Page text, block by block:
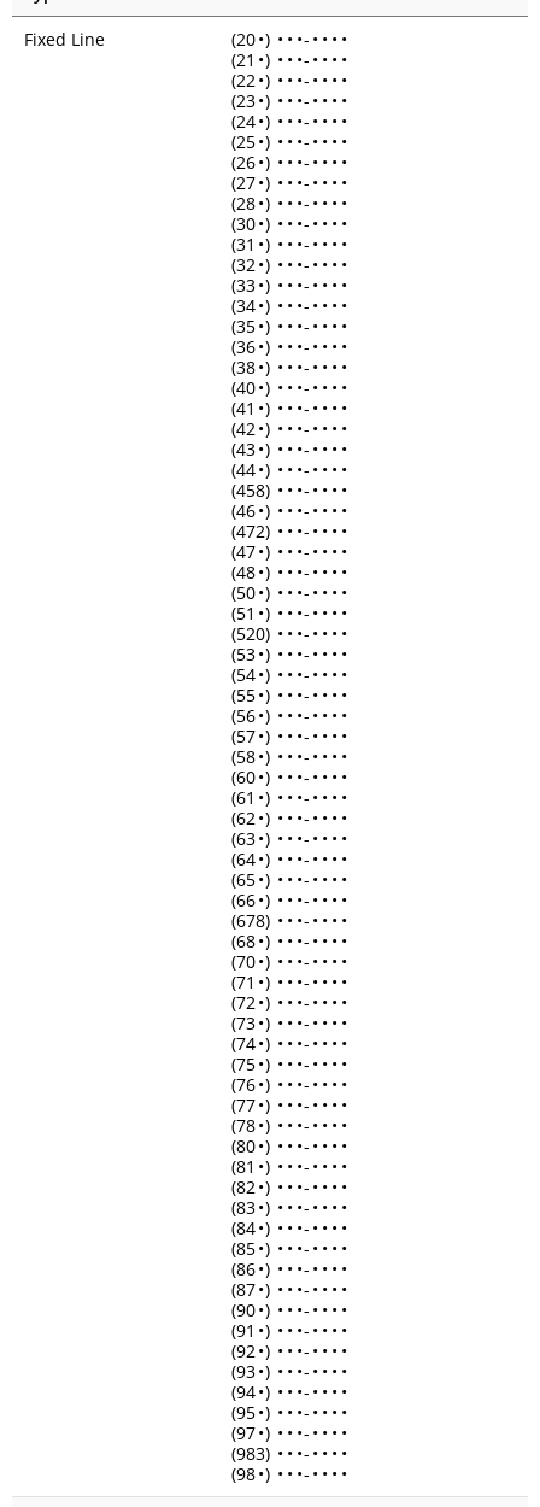
Fixed Line
(20•) • • •- • • • •
(21 •) • • •- • • • •
(22•) • • •- • • • •
(23•) • • •- • • • •
(24•) • • •- • • • •
(25•) • • •- • • • •
(26•) • • •- • • • •
(27•) • • •- • • • •
(28•) • • •- • • • •
(30•) • • •- • • • •
(31 •) • • •- • • • •
(32•) • • •- • • • •
(33•) • • •- • • • •
(34•) • • •- • • • •
(35•) • • •- • • • •
(36•) • • •- • • • •
(38•) • • •- • • • •
(40•) • • •- • • • •
(41 •) • • •- • • • •
(42•) • • •- • • • •
(43•) • • •- • • • •
(44•) • • •- • • • •
(458) • • •- • • • •
(46•) • • •- • • • •
(472) • • •- • • • •
(47•) • • •- • • • •
(48•) • • •- • • • •
(50•) • • •- • • • •
(51 •) • • •- • • • •
(520) • • •- • • • •
(53•) • • •- • • • •
(54•) • • •- • • • •
(55•) • • •- • • • •
(56•) • • •- • • • •
(57•) • • •- • • • •
(58•) • • •- • • • •
(60•) • • •- • • • •
(61 •) • • •- • • • •
(62•) • • •- • • • •
(63•) • • •- • • • •
(64•) • • •- • • • •
(65•) • • •- • • • •
(66•) • • •- • • • •
(678) • • •- • • • •
(68•) • • •- • • • •
(70•) • • •- • • • •
(71 •) • • •- • • • •
(72•) • • •- • • • •
(73•) • • •- • • • •
(74•) • • •- • • • •
(75•) • • •- • • • •
(76•) • • •- • • • •
(77•) • • •- • • • •
(78•) • • •- • • • •
(80•) • • •- • • • •
(81 •) • • •- • • • •
(82•) • • •- • • • •
(83•) • • •- • • • •
(84•) • • •- • • • •
(85•) • • •- • • • •
(86•) • • •- • • • •
(87•) • • •- • • • •
(90•) • • •- • • • •
(91 •) • • •- • • • •
(92•) • • •- • • • •
(93•) • • •- • • • •
(94•) • • •- • • • •
(95•) • • •- • • • •
(97•) • • •- • • • •
(983) • • •- • • • •
(98•) • • •- • • • •